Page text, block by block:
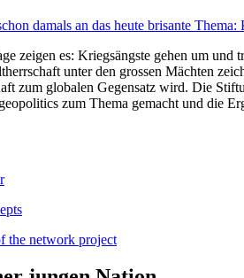
damals an das heute brisante
zeigen es: Kriegsängste gehen um
unter den grossen Mächten
zum globalen Gegensatz wird. Die
zum Thema gemacht und die
the network project